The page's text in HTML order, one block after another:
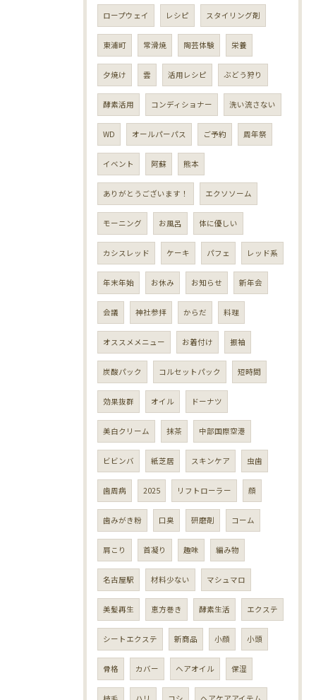
ロープウェイ レシピ スタイリング剤
東浦町 常滑焼 陶芸体験 栄養
夕焼け 雲 活用レシピ ぶどう狩り
酵素活用 コンディショナー 洗い流さない
WD オールパーパス ご予約 周年祭
イベント 阿蘇 熊本
ありがとうございます！ エクソソーム
モーニング お風呂 体に優しい
カシスレッド ケーキ パフェ レッド系
年末年始 お休み お知らせ 新年会
会議 神社参拝 からだ 料理
オススメメニュー お着付け 振袖
炭酸パック コルセットパック 短時間
効果抜群 オイル ドーナツ
美白クリーム 抹茶 中部国際空港
ビビンバ 紙芝居 スキンケア 虫歯
歯周病 2025 リフトローラー 顔
歯みがき粉 口臭 研磨剤 コーム
肩こり 首凝り 趣味 編み物
名古屋駅 材料少ない マシュマロ
美髪再生 恵方巻き 酵素生活 エクステ
シートエクステ 新商品 小顔 小頭
骨格 カバー ヘアオイル 保湿